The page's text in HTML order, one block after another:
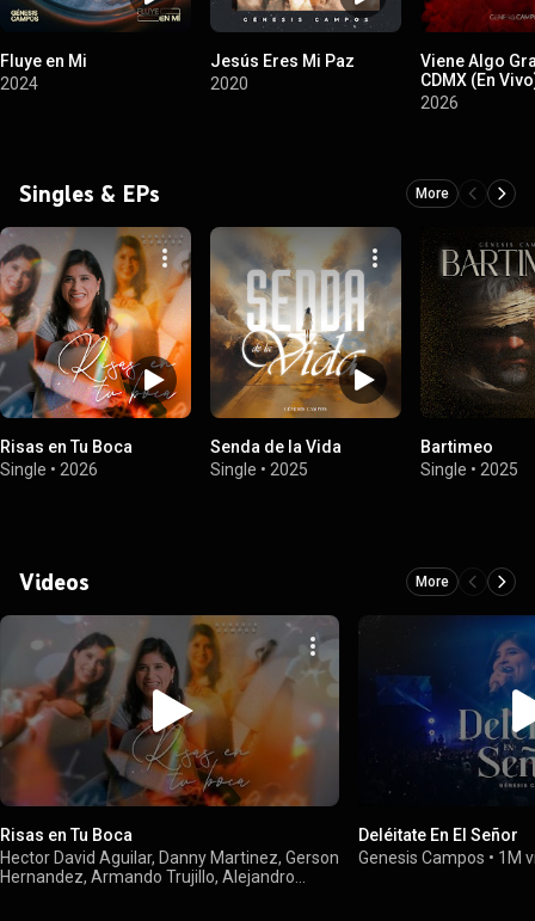
Fluye en Mi
2024
Jesús Eres Mi Paz
2020
Viene Algo
CDMX (En
2026
Singles & EPs More
Risas en Tu Boca
Single • 2026
Senda de la Vida
Single • 2025
Bartimeo
Single • 2025
Videos More
Risas en Tu Boca
Hector David Aguilar, Danny Martinez, Gerson
Hernandez, Armando Trujillo, Alejandro
Deléitate En El Señor
Genesis Campos • 1M